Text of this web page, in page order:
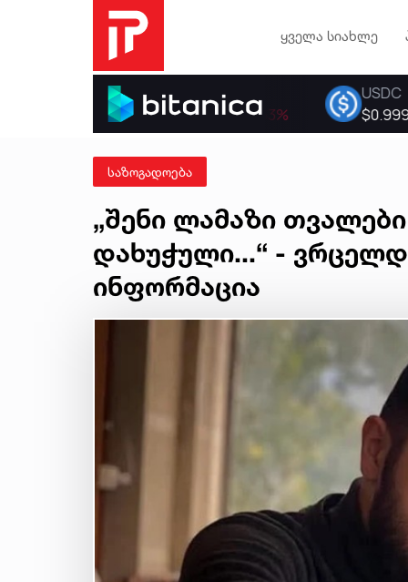
ყველა სიახლე
საზოგადოება
„შენი ლამაზი
დახუჭული...“ -
ინფორმაცია